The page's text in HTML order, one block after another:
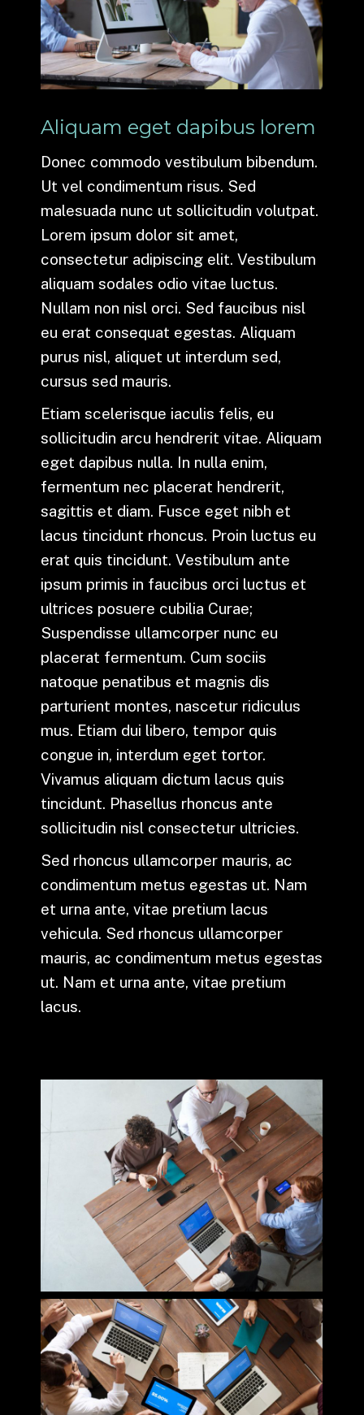
Aliquam eget dapibus lorem
Donec commodo vestibulum bibendum.
Ut vel condimentum risus. Sed
malesuada nunc ut sollicitudin volutpat.
Lorem ipsum dolor sit amet,
consectetur adipiscing elit. Vestibulum
aliquam sodales odio vitae luctus.
Nullam non nisl orci. Sed faucibus nisl
eu erat consequat egestas. Aliquam
purus nisl, aliquet ut interdum sed,
cursus sed mauris.
Etiam scelerisque iaculis felis, eu
sollicitudin arcu hendrerit vitae. Aliquam
eget dapibus nulla. In nulla enim,
fermentum nec placerat hendrerit,
sagittis et diam. Fusce eget nibh et
lacus tincidunt rhoncus. Proin luctus eu
erat quis tincidunt. Vestibulum ante
ipsum primis in faucibus orci luctus et
ultrices posuere cubilia Curae;
Suspendisse ullamcorper nunc eu
placerat fermentum. Cum sociis
natoque penatibus et magnis dis
parturient montes, nascetur ridiculus
mus. Etiam dui libero, tempor quis
congue in, interdum eget tortor.
Vivamus aliquam dictum lacus quis
tincidunt. Phasellus rhoncus ante
sollicitudin nisl consectetur ultricies.
Sed rhoncus ullamcorper mauris, ac
condimentum metus egestas ut. Nam
et urna ante, vitae pretium lacus
vehicula. Sed rhoncus ullamcorper
mauris, ac condimentum metus egestas
ut. Nam et urna ante, vitae pretium
lacus.